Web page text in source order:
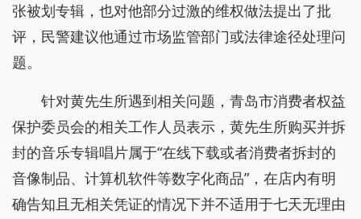
张被划专辑，也对他部分过激的维权做法提出了批
评，民警建议他通过市场监管部门或法律途径处理问
题。
针对黄先生所遇到相关问题，青岛市消费者权益
保护委员会的相关工作人员表示，黄先生所购买并拆
封的音乐专辑唱片属于“在线下载或者消费者拆封的
音像制品、计算机软件等数字化商品”，在店内有明
确告知且无相关凭证的情况下并不适用于七天无理由